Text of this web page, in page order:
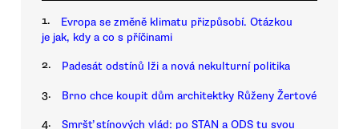
1.
Evropa se změně klimatu přizpůsobí. Otázkou
je jak, kdy a co s příčinami
2. Padesát odstínů lži a nová nekulturní politika
3. Brno chce koupit dům architektky Růženy Žertové
4.
Smršť stínových vlád: po STAN a ODS tu svou